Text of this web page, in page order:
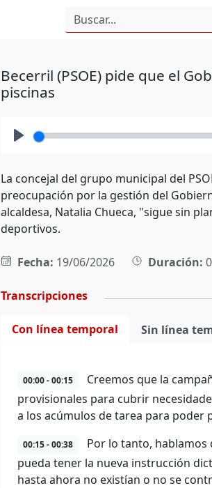
Becerril (PSOE) pide que el
piscinas
La concejal del grupo municipal del
preocupación por la gestión del
alcaldesa, Natalia Chueca, "sigue sin
deportivos.
Fecha: 19/06/2026 Duración:
Transcripciones
Con línea temporal Sin línea
00:00 - 00:15
Creemos que la
provisionales para cubrir
a los acúmulos de tarea para poder
00:15 - 00:38
Por lo tanto, hablamos
pueda tener la nueva instrucción
hasta ahora no existían o no se